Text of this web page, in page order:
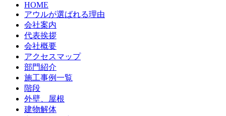
HOME
アウルが選ばれる理由
会社案内
代表挨拶
会社概要
アクセスマップ
部門紹介
施工事例一覧
階段
外壁、屋根
建物解体